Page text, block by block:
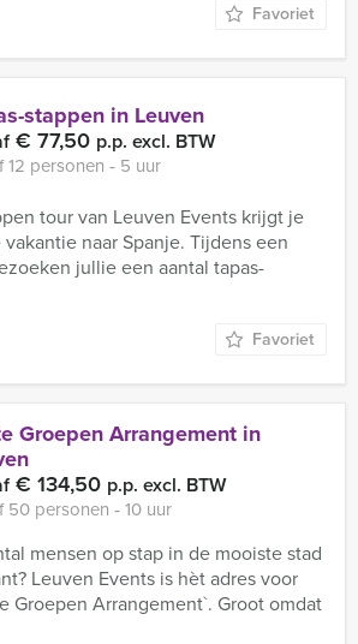
Favoriet
stappen in Leuven
€ 77,50 p.p. excl. BTW
12 personen ‐ 5 uur
tour van Leuven Events krijgt je
naar Spanje. Tijdens een
jullie een aantal tapas-
Favoriet
Groepen Arrangement in
€ 134,50 p.p. excl. BTW
50 personen ‐ 10 uur
mensen op stap in de mooiste stad
Leuven Events is hèt adres voor
Groepen Arrangement`. Groot omdat